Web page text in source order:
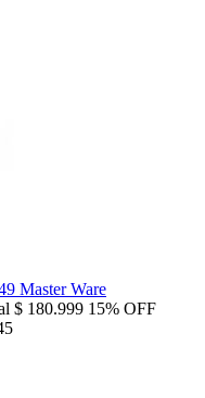
Master Ware
$ 180.999 15% OFF